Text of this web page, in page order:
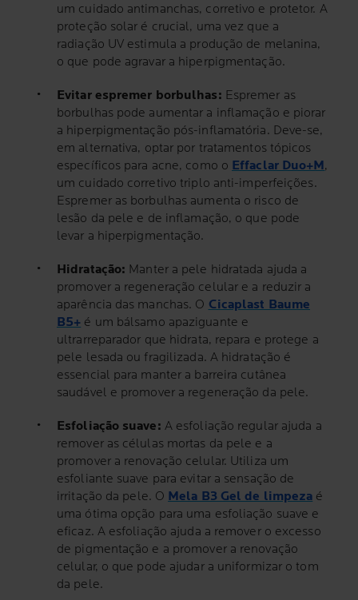
um cuidado antimanchas, corretivo e protetor. A
proteção solar é crucial, uma vez que a
radiação UV estimula a produção de melanina,
o que pode agravar a hiperpigmentação.
Evitar espremer borbulhas: Espremer as
borbulhas pode aumentar a inflamação e piorar
a hiperpigmentação pós-inflamatória. Deve-se,
em alternativa, optar por tratamentos tópicos
específicos para acne, como o Effaclar Duo+M,
um cuidado corretivo triplo anti-imperfeições.
Espremer as borbulhas aumenta o risco de
lesão da pele e de inflamação, o que pode
levar a hiperpigmentação.
Hidratação: Manter a pele hidratada ajuda a
promover a regeneração celular e a reduzir a
aparência das manchas. O Cicaplast Baume
B5+ é um bálsamo apaziguante e
ultrarreparador que hidrata, repara e protege a
pele lesada ou fragilizada. A hidratação é
essencial para manter a barreira cutânea
saudável e promover a regeneração da pele.
Esfoliação suave: A esfoliação regular ajuda a
remover as células mortas da pele e a
promover a renovação celular. Utiliza um
esfoliante suave para evitar a sensação de
irritação da pele. O Mela B3 Gel de limpeza é
uma ótima opção para uma esfoliação suave e
eficaz. A esfoliação ajuda a remover o excesso
de pigmentação e a promover a renovação
celular, o que pode ajudar a uniformizar o tom
da pele.